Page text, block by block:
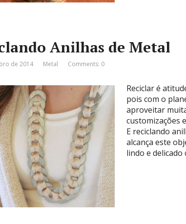
Anilhas de Metal
de 2014 Metal Comments: 0
Reciclar é
pois com o
aproveitar
customizações
E reciclando
alcança este
lindo e